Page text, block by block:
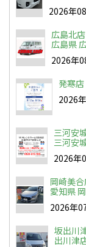
2026年
広島北
広島県
2026年
発寒
2026
三河安
三河安
2026年
岡崎美
愛知県
2026年
坂出川
出川津